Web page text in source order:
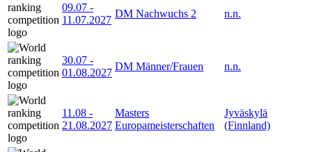
09.07 -
11.07.2027
DM Nachwuchs 2 n.n.
30.07 -
01.08.2027
DM Männer/Frauen n.n.
11.08 -
21.08.2027
Masters
Europameisterschaften
Jyväskylä
(Finnland)